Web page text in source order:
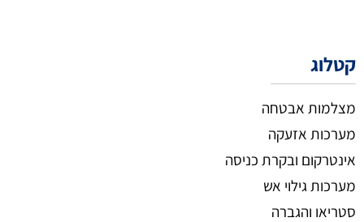
קטלוג
מצלמות אבטחה
מערכות אזעקה
אינטרקום ובקרת כניסה
מערכות גילוי אש
סטריאו והגברה